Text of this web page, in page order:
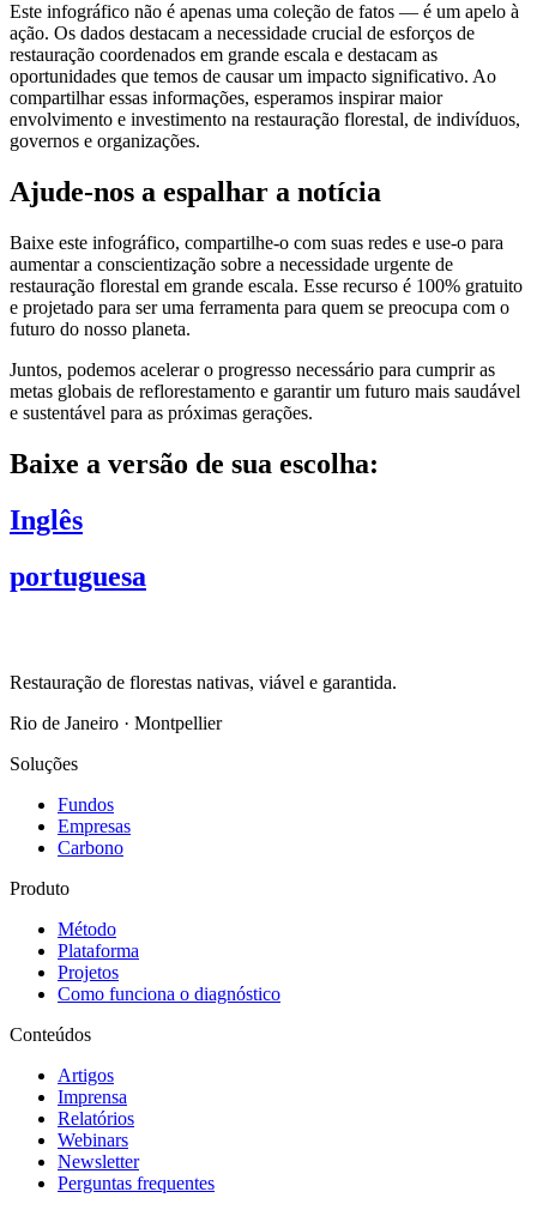
Este infográfico não é apenas uma coleção de fatos — é um apelo à
ação. Os dados destacam a necessidade crucial de esforços de
restauração coordenados em grande escala e destacam as
oportunidades que temos de causar um impacto significativo. Ao
compartilhar essas informações, esperamos inspirar maior
envolvimento e investimento na restauração florestal, de indivíduos,
governos e organizações.
Ajude-nos a espalhar a notícia
Baixe este infográfico, compartilhe-o com suas redes e use-o para
aumentar a conscientização sobre a necessidade urgente de
restauração florestal em grande escala. Esse recurso é 100% gratuito
e projetado para ser uma ferramenta para quem se preocupa com o
futuro do nosso planeta.
Juntos, podemos acelerar o progresso necessário para cumprir as
metas globais de reflorestamento e garantir um futuro mais saudável
e sustentável para as próximas gerações.
Baixe a versão de sua escolha:
Inglês
portuguesa
Restauração de florestas nativas, viável e garantida.
Rio de Janeiro · Montpellier
Soluções
Fundos
Empresas
Carbono
Produto
Método
Plataforma
Projetos
Como funciona o diagnóstico
Conteúdos
Artigos
Imprensa
Relatórios
Webinars
Newsletter
Perguntas frequentes